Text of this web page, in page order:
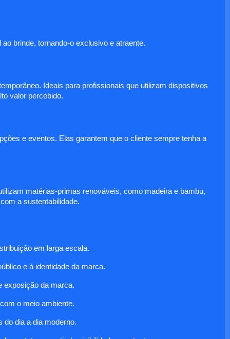
brinde, tornando-o exclusivo e atraente.
Ideais para profissionais que utilizam dispositivos
valor percebido.
e eventos. Elas garantem que o cliente sempre tenha a
matérias-primas renováveis, como madeira e bambu,
a sustentabilidade.
em larga escala.
e à identidade da marca.
exposição da marca.
o meio ambiente.
do dia a dia moderno.